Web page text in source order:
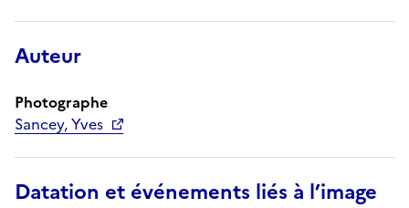
Auteur
Photographe
Sancey, Yves
Datation et événements liés à l’image